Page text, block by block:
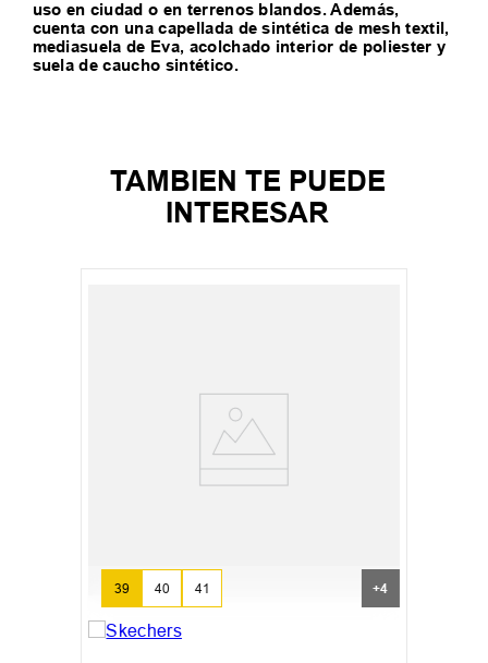
uso en ciudad o en terrenos blandos. Además,
cuenta con una capellada de sintética de mesh textil,
mediasuela de Eva, acolchado interior de poliester y
suela de caucho sintético.
TAMBIEN TE PUEDE
INTERESAR
39 40 41 +4